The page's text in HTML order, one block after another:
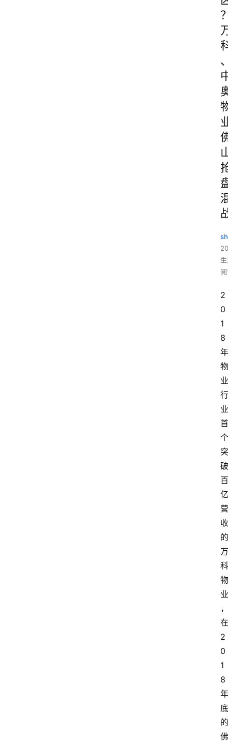
2
0
1
8
年
物
业
行
业
首
个
突
破
百
亿
营
收
的
万
科
物
业
，
在
2
0
1
8
年
底
的
佛